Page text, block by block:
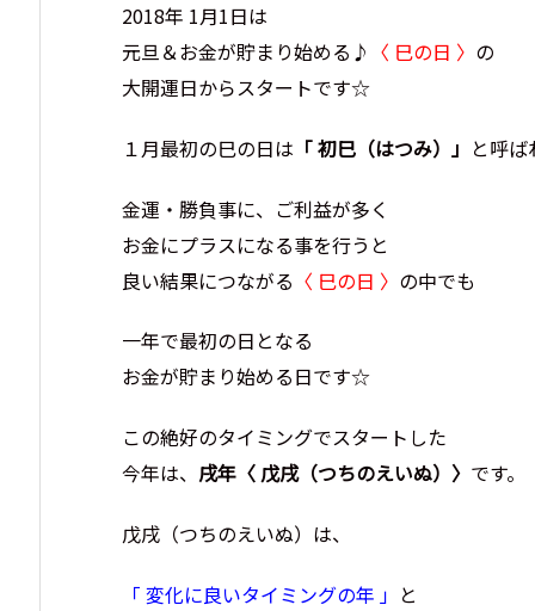
2018年 1月1日は
元旦＆お金が貯まり始める♪ 〈 巳の日 〉 の
大開運日からスタートです☆
１月最初の巳の日は 「 初巳（はつみ）」 と呼ば
金運・勝負事に、ご利益が多く
お金にプラスになる事を行うと
良い結果につながる 〈 巳の日 〉 の中でも
一年で最初の日となる
お金が貯まり始める日です☆
この絶好のタイミングでスタートした
今年は、 戌年〈 戊戌（つちのえいぬ）〉 です。
戊戌（つちのえいぬ）は、
「 変化に良いタイミングの年 」 と